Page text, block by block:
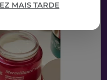
MAIS TARDE